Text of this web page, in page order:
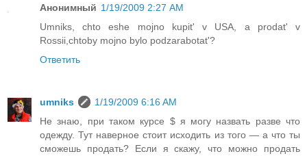
Анонимный 1/19/2009 2:27 AM
Umniks, chto eshe mojno kupit' v USA, a prodat' v
Rossii,chtoby mojno bylo podzarabotat'?
Ответить
umniks
1/19/2009 6:16 AM
Не знаю, при таком курсе $ я могу назвать разве что
одежду. Тут наверное стоит исходить из того — а что ты
сможешь продать? Если я скажу, что можно продать